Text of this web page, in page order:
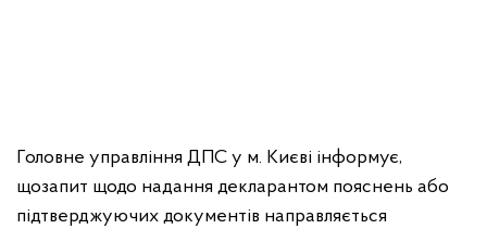
Головне управління ДПС у м. Києві інформує,
щозапит щодо надання декларантом пояснень або
підтверджуючих документів направляється